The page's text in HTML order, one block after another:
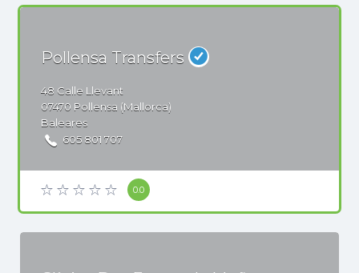
Pollensa Transfers
48 Calle Llevant
07470 Pollensa (Mallorca)
Baleares
605 801 707
0.0